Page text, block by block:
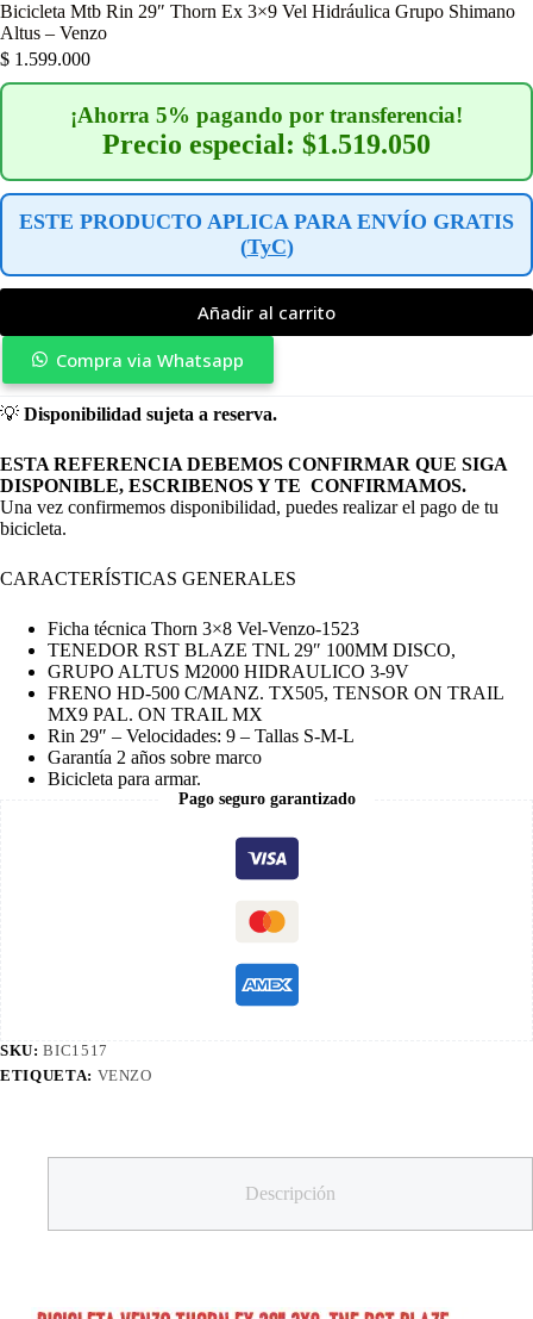
Bicicleta Mtb Rin 29″ Thorn Ex 3×9 Vel Hidráulica Grupo Shimano
Altus – Venzo
$ 1.599.000
¡Ahorra 5% pagando por transferencia!
Precio especial: $1.519.050
ESTE PRODUCTO APLICA PARA ENVÍO GRATIS
(TyC)
Añadir al carrito
Compra via Whatsapp
💡 Disponibilidad sujeta a reserva.
ESTA REFERENCIA DEBEMOS CONFIRMAR QUE SIGA
DISPONIBLE, ESCRIBENOS Y TE CONFIRMAMOS.
Una vez confirmemos disponibilidad, puedes realizar el pago de tu
bicicleta.
CARACTERÍSTICAS GENERALES
Ficha técnica Thorn 3×8 Vel-Venzo-1523
TENEDOR RST BLAZE TNL 29″ 100MM DISCO,
GRUPO ALTUS M2000 HIDRAULICO 3-9V
FRENO HD-500 C/MANZ. TX505, TENSOR ON TRAIL
MX9 PAL. ON TRAIL MX
Rin 29″ – Velocidades: 9 – Tallas S-M-L
Garantía 2 años sobre marco
Bicicleta para armar.
Pago seguro garantizado
SKU:BIC1517
ETIQUETA: VENZO
Descripción